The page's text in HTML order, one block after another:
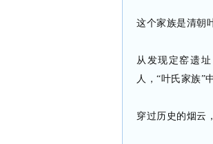
这个家族是清朝
从发现定窑遗
人，“叶氏家族”
穿过历史的烟